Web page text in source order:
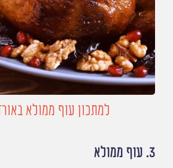
למתכון עוף ממולא
3. עוף ממולא